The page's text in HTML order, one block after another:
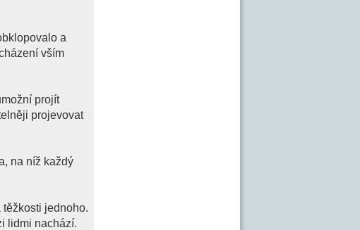
a
vším
projít
projevovat
na níž každý
jednoho.
lidmi nachází.